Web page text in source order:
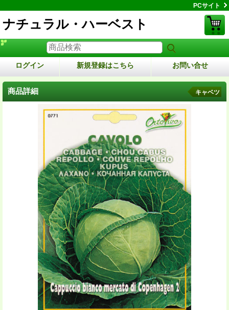
PCサイト
ナチュラル・ハーベスト
ログイン 新規登録はこちら お問い合せ
商品詳細 キャベツ